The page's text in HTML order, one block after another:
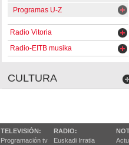
Programas U-Z
Radio Vitoria
Radio-EITB musika
CULTURA
TELEVISIÓN:
Programación tv
RADIO:
Euskadi Irratia